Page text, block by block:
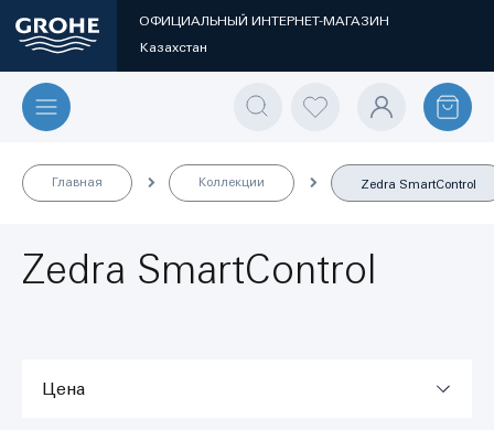
ОФИЦИАЛЬНЫЙ ИНТЕРНЕТ-МАГАЗИН
Казахстан
Главная Коллекции Zedra SmartControl
Zedra SmartControl
Цена